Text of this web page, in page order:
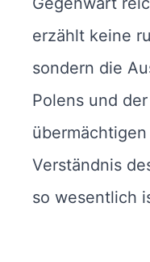
erzählt keine
sondern die
Polens und
Verständnis
so wesentlich